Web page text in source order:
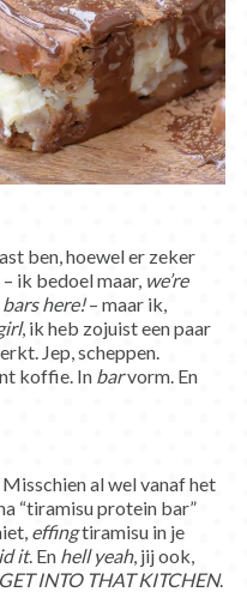
ben, hoewel er zeker
ik bedoel maar, we’re
here!– maar ik,
, ik heb zojuist een paar
Jep, scheppen.
koffie. In barvorm. En
al wel vanaf het
“tiramisu protein bar”
effingtiramisu in je
it. En hell yeah, jij ook,
GET INTO THAT KITCHEN.